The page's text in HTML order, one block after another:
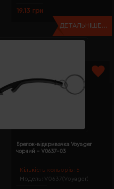
19.13 грн
ДЕТАЛЬНІШЕ...
Кількість кольорів: 5
Модель: V0637(Voyager)
Брелок-відкривачка Voyager
чорний - V0637-03